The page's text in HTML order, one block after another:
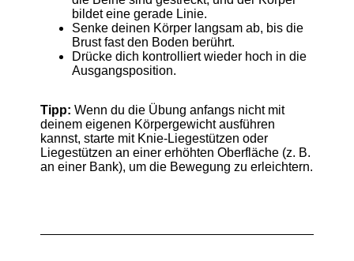
bildet eine gerade Linie.
Senke deinen Körper langsam ab, bis die
Brust fast den Boden berührt.
Drücke dich kontrolliert wieder hoch in die
Ausgangsposition.
Tipp: Wenn du die Übung anfangs nicht mit
deinem eigenen Körpergewicht ausführen
kannst, starte mit Knie-Liegestützen oder
Liegestützen an einer erhöhten Oberfläche (z. B.
an einer Bank), um die Bewegung zu erleichtern.